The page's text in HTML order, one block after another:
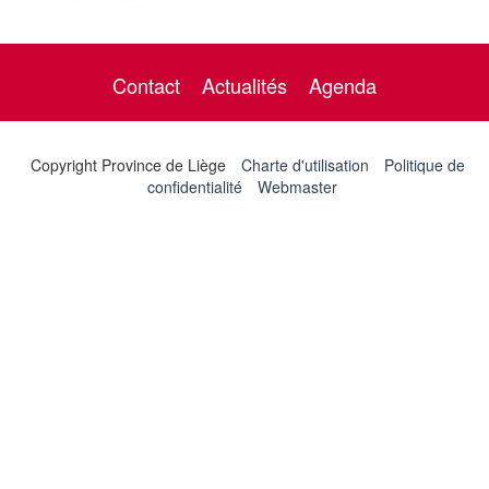
Contact Actualités Agenda
Copyright Province de Liège Charte d'utilisation
Politique de
confidentialité
Webmaster